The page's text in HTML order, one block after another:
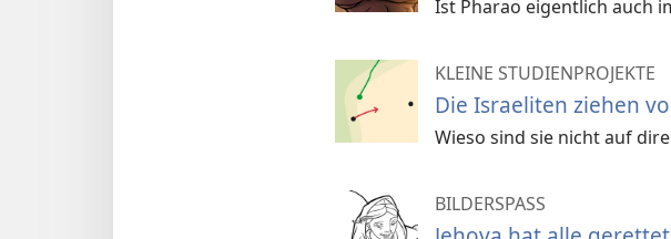
Ist Pharao eigentlich auch
KLEINE STUDIENPROJEKTE
Die Israeliten ziehen
Wieso sind sie nicht auf
BILDERSPASS